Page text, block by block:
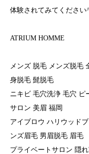
体験されてみてください
ATRIUM HOMME
メンズ 脱毛 メンズ脱毛
身脱毛 髭脱毛
ニキビ 毛穴洗浄 毛穴 ピ
サロン 美眉 福岡
アイブロウ ハリウッド
ンズ眉毛 男眉脱毛 眉毛
プライベートサロン 隠